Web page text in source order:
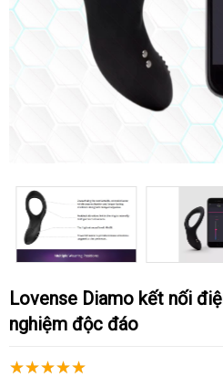
Lovense Diamo kết nối điện thoại tiện lợi trải
nghiệm độc đáo